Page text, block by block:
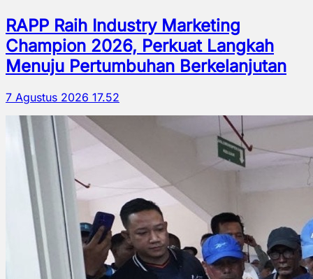
RAPP Raih Industry Marketing
Champion 2026, Perkuat Langkah
Menuju Pertumbuhan Berkelanjutan
7 Agustus 2026 17.52